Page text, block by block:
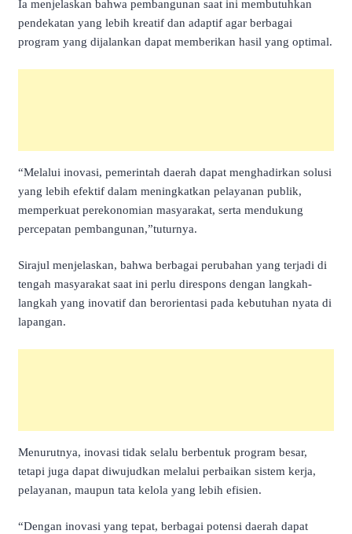
Ia menjelaskan bahwa pembangunan saat ini membutuhkan
pendekatan yang lebih kreatif dan adaptif agar berbagai
program yang dijalankan dapat memberikan hasil yang optimal.
“Melalui inovasi, pemerintah daerah dapat menghadirkan solusi
yang lebih efektif dalam meningkatkan pelayanan publik,
memperkuat perekonomian masyarakat, serta mendukung
percepatan pembangunan,”tuturnya.
Sirajul menjelaskan, bahwa berbagai perubahan yang terjadi di
tengah masyarakat saat ini perlu direspons dengan langkah-
langkah yang inovatif dan berorientasi pada kebutuhan nyata di
lapangan.
Menurutnya, inovasi tidak selalu berbentuk program besar,
tetapi juga dapat diwujudkan melalui perbaikan sistem kerja,
pelayanan, maupun tata kelola yang lebih efisien.
“Dengan inovasi yang tepat, berbagai potensi daerah dapat